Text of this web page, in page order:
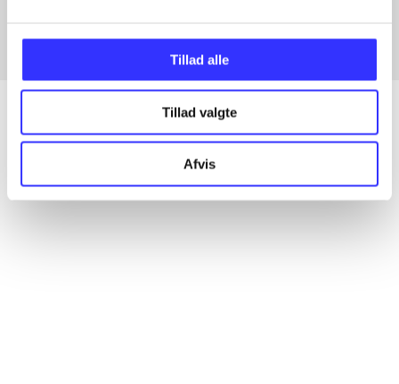
Tillad alle
Tillad valgte
Afvis
Alle registrerede artikler fordelt på udgivelser